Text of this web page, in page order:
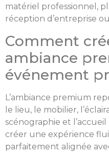
matériel professionnel,
réception d’entreprise
Comment
ambiance
événement
L’ambiance premium
le lieu, le mobilier,
scénographie et l’accueil
créer une expérience
parfaitement alignée